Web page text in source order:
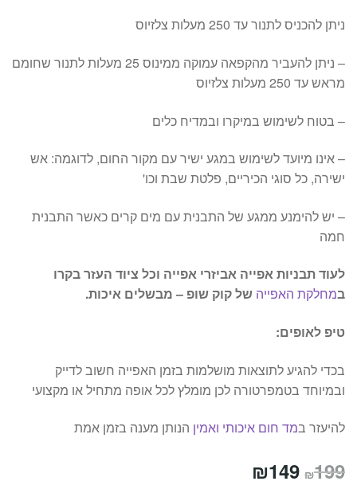
ניתן להכניס לתנור עד 250 מעלות צלזיוס
– ניתן להעביר מהקפאה עמוקה ממינוס 25 מעלות לתנור שחומם
מראש עד 250 מעלות צלזיוס
– בטוח לשימוש במיקרו ובמדיח כלים
– אינו מיועד לשימוש במגע ישיר עם מקור החום, לדוגמה: אש
ישירה, כל סוגי הכיריים, פלטת שבת וכו'
– יש להימנע ממגע של התבנית עם מים קרים כאשר התבנית
חמה
לעוד תבניות אפייה אביזרי אפייה וכל ציוד העזר בקרו
במחלקת האפייה של קוק שופ – מבשלים איכות.
טיפ לאופים:
בכדי להגיע לתוצאות מושלמות בזמן האפייה חשוב לדייק
ובמיוחד בטמפרטורה לכן מומלץ לכל אופה מתחיל או מקצועי
להיעזר במד חום איכותי ואמין הנותן מענה בזמן אמת
₪199 המחיר
₪149